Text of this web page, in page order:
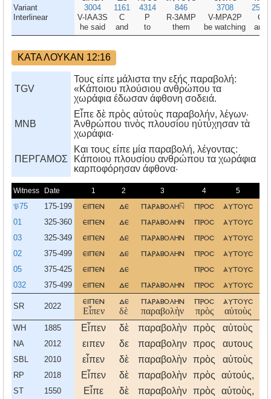
Variant
Interlinear
3004
V-IAA3S
he said
1161
C
and
4314
P
to
846
R-3AMP
them
3708
V-MPA2P
be watching
2532
C
and
ΚΑΤΑ ΛΟΥΚΑΝ 12:16
TGV
Τους είπε μάλιστα την εξής παραβολή:
«Κάποιου πλούσιου ανθρώπου τα
χωράφια έδωσαν άφθονη σοδειά.
MNB
Εἶπε δὲ πρὸς αὐτοὺς παραβολήν, λέγων·
Ἀνθρώπου τινὸς πλουσίου ηὐτύχησαν τὰ
χωράφια·
ΠΕΡΓΑΜΟΣ
Kαι τους είπε μία παραβολή, λέγοντας:
Kάποιου πλουσίου ανθρώπου τα χωράφια
καρποφόρησαν άφθονα·
Witness Date 1 2 3 4 5
𝔓75 175-199 ειπεν δε παραβολη προσ αυτουσ
01 325-360 ειπεν δε παραβολην προσ αυτουσ
03 325-349 ειπεν δε παραβολην προσ αυτουσ
02 375-499 ειπεν δε παραβολην προσ αυτουσ
05 375-425 ειπεν δε προσ αυτουσ
032 375-499 ειπεν δε παραβολην προσ αυτουσ
SR 2022
ειπεν
Εἶπεν
δε
δὲ
παραβολην
παραβολὴν
προσ
πρὸς
αυτουσ
αὐτοὺς
WH 1885 Εἶπεν δὲ παραβολὴν πρὸς αὐτοὺς
NA 2012 ειπεν δε παραβολην προς αυτους
SBL 2010 εἶπεν δὲ παραβολὴν πρὸς αὐτοὺς
RP 2018 Εἶπεν δὲ παραβολὴν πρὸς αὐτούς,
ST 1550 Εἶπε δὲ παραβολὴν πρὸς αὐτοὺς,